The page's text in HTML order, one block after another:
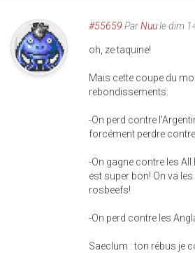
#55659 ParNuule dim
oh, ze taquine!
Mais cette coupe du
rebondissements:
-On perd contre
forcément perdre
-On gagne contre les All
est super bon! On va
rosbeefs!
-On perd contre les
Saeclum : ton rébus je